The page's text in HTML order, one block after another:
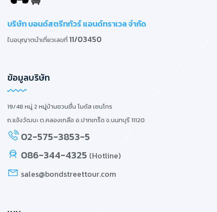
บริษัท บอนด์สตรีททัวร์ แอนด์ทราเวล จำกัด
ใบอนุญาตนำเที่ยวเลขที่ 11/03450
ข้อมูลบริษัท
19/48 หมู่ 2 หมู่บ้านชวนชื่น โมดัส เซนโทร
ถ.แจ้งวัฒนะ ต.คลองเกลือ อ.ปากเกร็ด จ.นนทบุรี 11120
02-575-3853-5
086-344-4325 (Hotline)
sales@bondstreettour.com